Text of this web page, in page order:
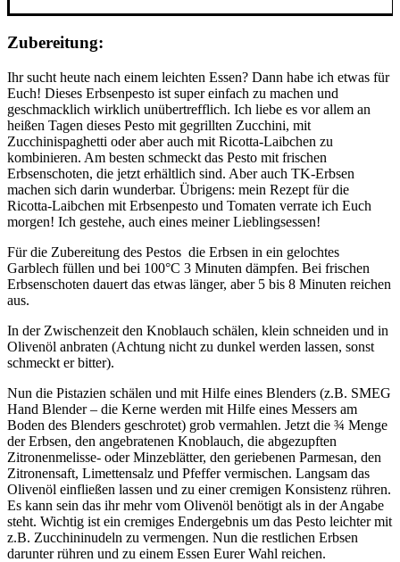
Zubereitung:
Ihr sucht heute nach einem leichten Essen? Dann habe ich etwas für
Euch! Dieses Erbsenpesto ist super einfach zu machen und
geschmacklich wirklich unübertrefflich. Ich liebe es vor allem an
heißen Tagen dieses Pesto mit gegrillten Zucchini, mit
Zucchinispaghetti oder aber auch mit Ricotta-Laibchen zu
kombinieren. Am besten schmeckt das Pesto mit frischen
Erbsenschoten, die jetzt erhältlich sind. Aber auch TK-Erbsen
machen sich darin wunderbar. Übrigens: mein Rezept für die
Ricotta-Laibchen mit Erbsenpesto und Tomaten verrate ich Euch
morgen! Ich gestehe, auch eines meiner Lieblingsessen!
Für die Zubereitung des Pestos die Erbsen in ein gelochtes
Garblech füllen und bei 100°C 3 Minuten dämpfen. Bei frischen
Erbsenschoten dauert das etwas länger, aber 5 bis 8 Minuten reichen
aus.
In der Zwischenzeit den Knoblauch schälen, klein schneiden und in
Olivenöl anbraten (Achtung nicht zu dunkel werden lassen, sonst
schmeckt er bitter).
Nun die Pistazien schälen und mit Hilfe eines Blenders (z.B. SMEG
Hand Blender – die Kerne werden mit Hilfe eines Messers am
Boden des Blenders geschrotet) grob vermahlen. Jetzt die ¾ Menge
der Erbsen, den angebratenen Knoblauch, die abgezupften
Zitronenmelisse- oder Minzeblätter, den geriebenen Parmesan, den
Zitronensaft, Limettensalz und Pfeffer vermischen. Langsam das
Olivenöl einfließen lassen und zu einer cremigen Konsistenz rühren.
Es kann sein das ihr mehr vom Olivenöl benötigt als in der Angabe
steht. Wichtig ist ein cremiges Endergebnis um das Pesto leichter mit
z.B. Zucchininudeln zu vermengen. Nun die restlichen Erbsen
darunter rühren und zu einem Essen Eurer Wahl reichen.